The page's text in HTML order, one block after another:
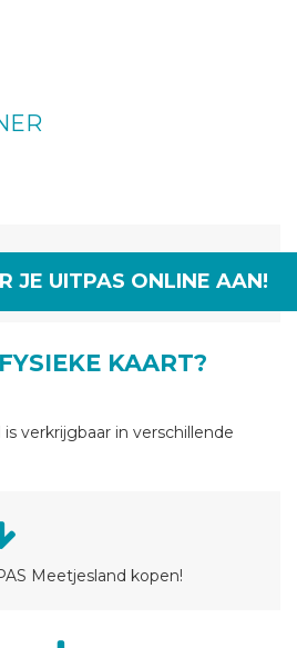
JE UITPAS ONLINE AAN!
KAART?
is verkrijgbaar in verschillende
Meetjesland kopen!